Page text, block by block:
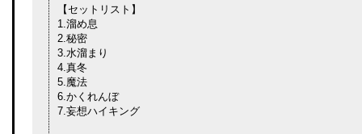
【セットリスト】
1.溜め息
2.秘密
3.水溜まり
4.真冬
5.魔法
6.かくれんぼ
7.妄想ハイキング